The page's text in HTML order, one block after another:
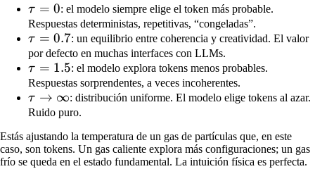
\tau
= 0
τ = 0: el modelo siempre elige el token más probable.
Respuestas deterministas, repetitivas, “congeladas”.
\tau
=
0.7
τ = 0.7: un equilibrio entre coherencia y creatividad. El valor
por defecto en muchas interfaces con LLMs.
\tau
=
1.5
τ = 1.5: el modelo explora tokens menos probables.
Respuestas sorprendentes, a veces incoherentes.
\tau
\to
\infty
τ → ∞: distribución uniforme. El modelo elige tokens al azar.
Ruido puro.
Estás ajustando la temperatura de un gas de partículas que, en este
caso, son tokens. Un gas caliente explora más configuraciones; un gas
frío se queda en el estado fundamental. La intuición física es perfecta.